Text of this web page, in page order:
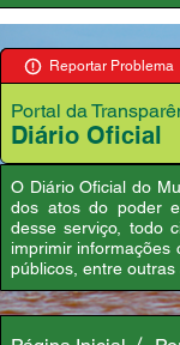
Reportar Problema
Portal da
Diário Oficial
O Diário Oficial do
dos atos do poder
desse serviço, todo
imprimir informações
públicos, entre outras